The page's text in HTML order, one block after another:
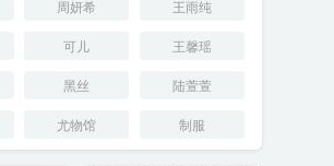
周妍希 王雨纯
可儿 王馨瑶
黑丝 陆萱萱
尤物馆 制服